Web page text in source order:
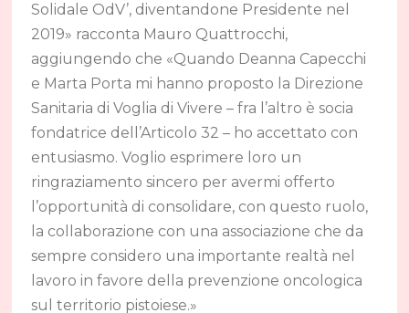
Solidale OdV’, diventandone Presidente nel
2019» racconta Mauro Quattrocchi,
aggiungendo che «Quando Deanna Capecchi
e Marta Porta mi hanno proposto la Direzione
Sanitaria di Voglia di Vivere – fra l’altro è socia
fondatrice dell’Articolo 32 – ho accettato con
entusiasmo. Voglio esprimere loro un
ringraziamento sincero per avermi offerto
l’opportunità di consolidare, con questo ruolo,
la collaborazione con una associazione che da
sempre considero una importante realtà nel
lavoro in favore della prevenzione oncologica
sul territorio pistoiese.»